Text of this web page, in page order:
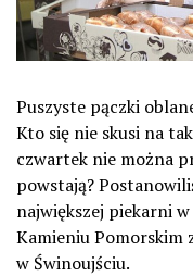
Puszyste pączki
Kto się nie skusi na
czwartek nie można
powstają?
największej piekarni
Kamieniu Pomorskim
w Świnoujściu.